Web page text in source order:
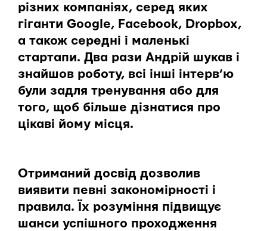
різних компаніях, серед яких
гіганти Google, Facebook, Dropbox,
а також середні і маленькі
стартапи. Два рази Андрій шукав і
знайшов роботу, всі інші інтерв’ю
були задля тренування або для
того, щоб більше дізнатися про
цікаві йому місця.
Отриманий досвід дозволив
виявити певні закономірності і
правила. Їх розуміння підвищує
шанси успішного проходження